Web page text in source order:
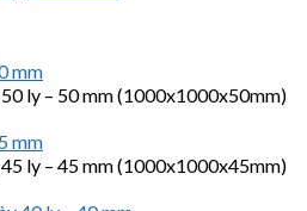
ly – 50 mm (1000x1000x50mm)
ly – 45 mm (1000x1000x45mm)